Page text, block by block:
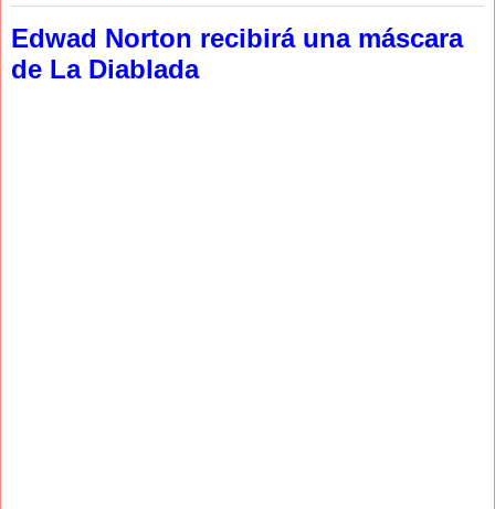
Edwad Norton recibirá una máscara
de La Diablada